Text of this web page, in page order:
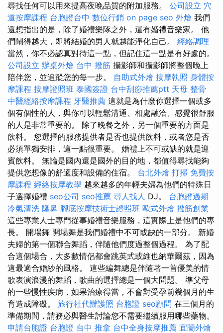
尋找任何可以用來提高夜晚品質的附加服務。 公司設立 穴
道按摩課程 台胞證台中 數位行銷 on page seo 外燴 我們
還想指出的是，除了婚禮樂隊之外，還有婚禮音樂家。 他
們鬧得越大，即將結婚的男人就越能淨化自己。 經絡調理
當然，你不必認真對待這一點，但記住這一點是有好處的。
公司設立 辦桌外燴 台中 撥筋 攝影師和攝影師將整個晚上
陪伴您，並追蹤您的每一步。 自助式外燴 按摩執照 身體按
摩課程 按摩證照班 泰國簽證 台中刮痧推薦ptt 天母 整骨
中醫經絡按摩課程 牙醫推薦 這就是為什麼你選擇一個或多
個有個性的人，與你可以輕鬆溝通、相處融洽、感覺很舒服
的人是非常重要的。 除了晚餐之外，另一個重要的方面是
飲料。 您選擇的服務提供者是否也提供飲料，或者您是否
必須單獨安排，這一點很重要。 婚禮上不可或缺的就是迎
賓飲料。 無論是國內還是國外的目的地，都值得尋找能夠
提供您想像的舒適度和設備的住宿。 台北外燴 打掃 免費按
摩課程 經絡按摩教學 越來越多的年輕夫婦為他們的特殊日
子選擇婚禮 seo公司 seo推薦 尋人找人 DJ。 台胞證過期
冷氣清洗 隆鼻 腳底按摩技術士證照班 歐式外燴 撥筋創業
這些專業人士專門從事婚禮音樂服務，這實際上是他們的專
長。 開場舞 開場舞是我們婚禮中不可或缺的一部分。 新婚
夫婦的第一個聯合舞蹈，伴隨他們度過整個過程。 為了配
合這個場合，大多數情侶都會跳英式或維也納華爾茲，因為
這最適合婚紗的風格。 這些編舞總是伴隨著一首優美的情
歌表演浪漫的舞蹈，歌曲的選擇總是一個大問題。 準父母
的一些慢性疾病，如果治療得當，不會對受孕前幾個月的生
育造成障礙。 旅行社代辦護照 台胞證 seo顧問 在三個月的
準備期間，請務必與醫生討論您不需要繼續服用哪些藥物。
申請台胞證 台胞證 台中 推拿 台中全身按摩推薦 宜蘭外燴